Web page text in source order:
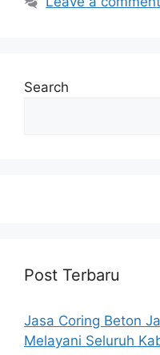
Search
Post Terbaru
Jasa Coring Beton
Melayani Seluruh